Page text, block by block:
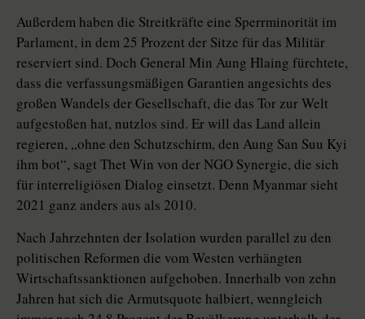
Außerdem haben die Streitkräfte eine Sperrminorität im
Parlament, in dem 25 Prozent der Sitze für das Militär
reserviert sind. Doch General Min Aung ­Hlaing fürchtete,
dass die verfassungsmäßigen Garantien angesichts des
großen Wandels der Gesellschaft, die das Tor zur Welt
aufgestoßen hat, nutzlos sind. Er will das Land allein
regieren, „ohne den Schutzschirm, den Aung San Suu Kyi
ihm bot“, sagt Thet Win von der NGO Synergie, die sich
für interreligiösen Dialog einsetzt. Denn Myanmar sieht
2021 ganz anders aus als 2010.
Nach Jahrzehnten der Isolation wurden parallel zu den
politischen Reformen die vom Westen verhängten
Wirtschaftssanktionen aufgehoben. Innerhalb von zehn
Jahren hat sich die Armutsquote halbiert, wenngleich